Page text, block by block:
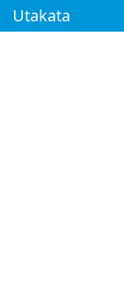
Utakata